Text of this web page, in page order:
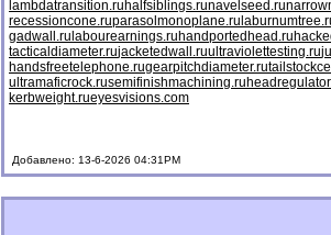
lambdatransition.ruhalfsiblings.runavelseed.ru
recessioncone.ruparasolmonoplane.ru
gadwall.ru labourearnings.ruhandportedhead.ru
tacticaldiameter.rujacketedwall.ruultraviolettesting.ru
handsfreetelephone.rugearpitchdiameter.ru
ultramaficrock.rusemifinishmachining.ru
kerbweight.rueyesvisions.com
Добавлено: 13-6-2026 04:31PM